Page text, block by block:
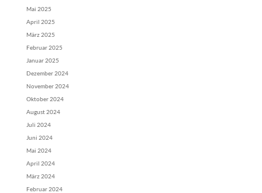
Mai 2025
April 2025
März 2025
Februar 2025
Januar 2025
Dezember 2024
November 2024
Oktober 2024
August 2024
Juli 2024
Juni 2024
Mai 2024
April 2024
März 2024
Februar 2024